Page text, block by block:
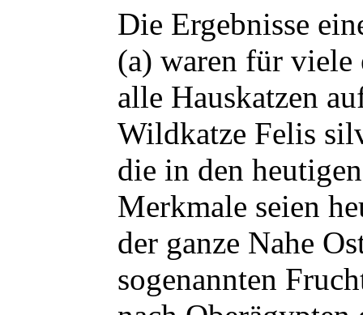
Die Ergebnisse
(a) waren für viele
alle Hauskatzen
Wildkatze Felis
die in den
Merkmale seien
der ganze Nahe
sogenannten